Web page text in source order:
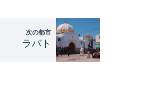
次の都市
ラバト